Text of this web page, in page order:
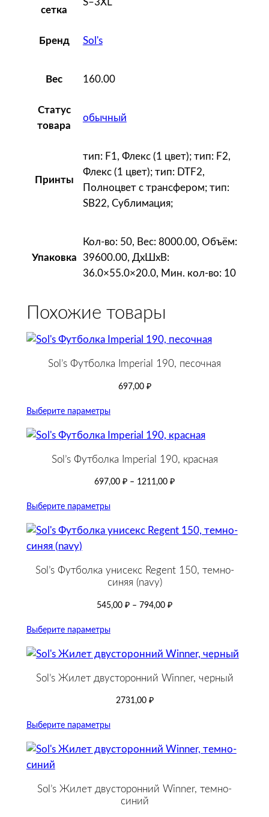
сетка
S–3XL
Бренд Sol's
Вес 160.00
Статус
товара
обычный
Принты
тип: F1, Флекс (1 цвет); тип: F2,
Флекс (1 цвет); тип: DTF2,
Полноцвет с трансфером; тип:
SB22, Сублимация;
Упаковка
Кол-во: 50, Вес: 8000.00, Объём:
39600.00, ДxШxВ:
36.0×55.0×20.0, Мин. кол-во: 10
Похожие товары
Sol’s Футболка Imperial 190, песочная
697,00 ₽
Выберите параметры
Sol’s Футболка Imperial 190, красная
697,00 ₽ – 1211,00 ₽
Выберите параметры
Sol’s Футболка унисекс Regent 150, темно-
синяя (navy)
545,00 ₽ – 794,00 ₽
Выберите параметры
Sol’s Жилет двусторонний Winner, черный
2731,00 ₽
Выберите параметры
Sol’s Жилет двусторонний Winner, темно-
синий